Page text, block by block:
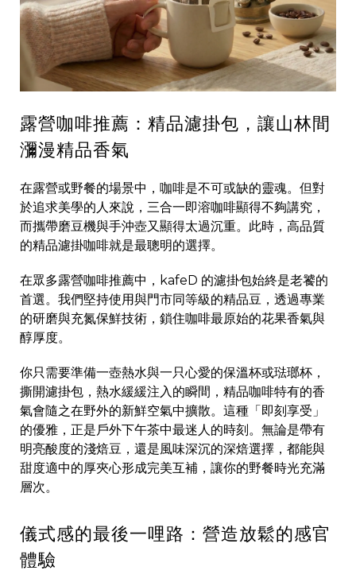
露營咖啡推薦：精品濾掛包，讓山林間
瀰漫精品香氣
在露營或野餐的場景中，咖啡是不可或缺的靈魂。但對
於追求美學的人來說，三合一即溶咖啡顯得不夠講究，
而攜帶磨豆機與手沖壺又顯得太過沉重。此時，高品質
的精品濾掛咖啡就是最聰明的選擇。
在眾多露營咖啡推薦中，kafeD 的濾掛包始終是老饕的
首選。我們堅持使用與門市同等級的精品豆，透過專業
的研磨與充氮保鮮技術，鎖住咖啡最原始的花果香氣與
醇厚度。
你只需要準備一壺熱水與一只心愛的保溫杯或琺瑯杯，
撕開濾掛包，熱水緩緩注入的瞬間，精品咖啡特有的香
氣會隨之在野外的新鮮空氣中擴散。這種「即刻享受」
的優雅，正是戶外下午茶中最迷人的時刻。無論是帶有
明亮酸度的淺焙豆，還是風味深沉的深焙選擇，都能與
甜度適中的厚夾心形成完美互補，讓你的野餐時光充滿
層次。
儀式感的最後一哩路：營造放鬆的感官
體驗